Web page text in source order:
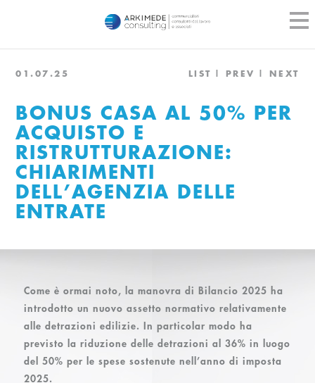
01.07.25
BONUS CASA AL 50% PER
ACQUISTO E
RISTRUTTURAZIONE:
CHIARIMENTI
DELL’AGENZIA DELLE
ENTRATE
LIST PREV NEXT
Come è ormai noto, la manovra di Bilancio 2025 ha
introdotto un nuovo assetto normativo relativamente
alle detrazioni edilizie. In particolar modo ha
previsto la riduzione delle detrazioni al 36% in luogo
del 50% per le spese sostenute nell’anno di imposta
2025.